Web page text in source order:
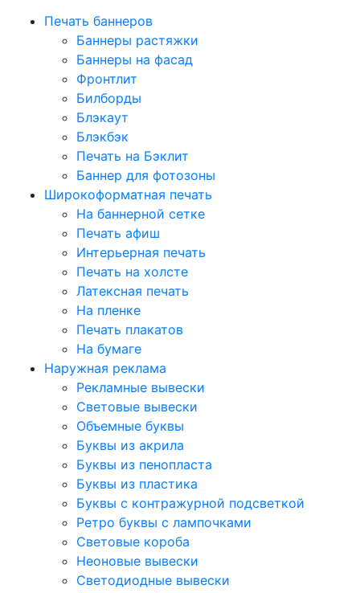
Печать баннеров
Баннеры растяжки
Баннеры на фасад
Фронтлит
Билборды
Блэкаут
Блэкбэк
Печать на Бэклит
Баннер для фотозоны
Широкоформатная печать
На баннерной сетке
Печать афиш
Интерьерная печать
Печать на холсте
Латексная печать
На пленке
Печать плакатов
На бумаге
Наружная реклама
Рекламные вывески
Световые вывески
Объемные буквы
Буквы из акрила
Буквы из пенопласта
Буквы из пластика
Буквы с контражурной подсветкой
Ретро буквы с лампочками
Световые короба
Неоновые вывески
Светодиодные вывески